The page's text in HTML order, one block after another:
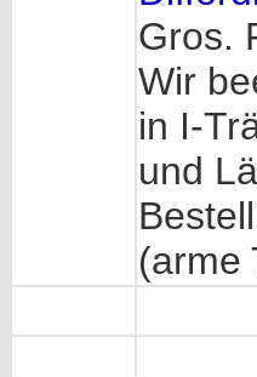
Gros.
Wir
in I-
und
(arme